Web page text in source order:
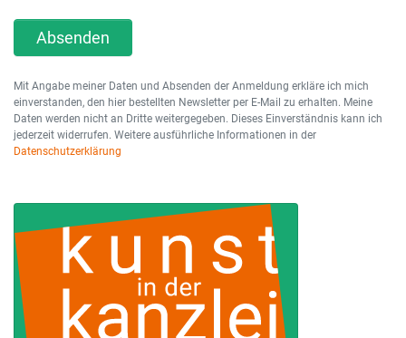
Absenden
Mit Angabe meiner Daten und Absenden der Anmeldung erkläre ich mich
einverstanden, den hier bestellten Newsletter per E-Mail zu erhalten. Meine
Daten werden nicht an Dritte weitergegeben. Dieses Einverständnis kann ich
jederzeit widerrufen. Weitere ausführliche Informationen in der
Datenschutzerklärung